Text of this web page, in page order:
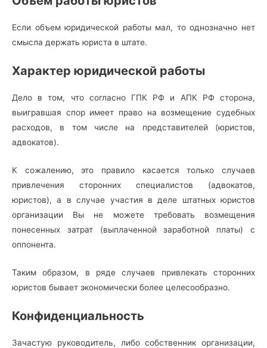
Если объем юридической работы мал, то однозначно нет
смысла держать юриста в штате.
Характер юридической работы
Дело в том, что согласно ГПК РФ и АПК РФ сторона,
выигравшая спор имеет право на возмещение судебных
расходов, в том числе на представителей (юристов,
адвокатов).
К сожалению, это правило касается только случаев
привлечения сторонних специалистов (адвокатов,
юристов), а в случае участия в деле штатных юристов
организации Вы не можете требовать возмещения
понесенных затрат (выплаченной заработной платы) с
оппонента.
Таким образом, в ряде случаев привлекать сторонних
юристов бывает экономически более целесообразно.
Конфиденциальность
Зачастую руководитель, либо собственник организации,